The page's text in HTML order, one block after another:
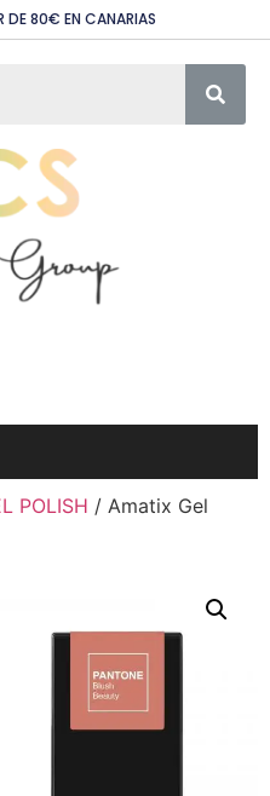
DE 80€ EN CANARIAS
POLISH / Amatix Gel